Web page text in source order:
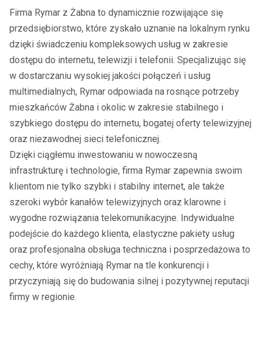
Firma Rymar z Żabna to dynamicznie rozwijające się
przedsiębiorstwo, które zyskało uznanie na lokalnym rynku
dzięki świadczeniu kompleksowych usług w zakresie
dostępu do internetu, telewizji i telefonii. Specjalizując się
w dostarczaniu wysokiej jakości połączeń i usług
multimedialnych, Rymar odpowiada na rosnące potrzeby
mieszkańców Żabna i okolic w zakresie stabilnego i
szybkiego dostępu do internetu, bogatej oferty telewizyjnej
oraz niezawodnej sieci telefonicznej.
Dzięki ciągłemu inwestowaniu w nowoczesną
infrastrukturę i technologie, firma Rymar zapewnia swoim
klientom nie tylko szybki i stabilny internet, ale także
szeroki wybór kanałów telewizyjnych oraz klarowne i
wygodne rozwiązania telekomunikacyjne. Indywidualne
podejście do każdego klienta, elastyczne pakiety usług
oraz profesjonalna obsługa techniczna i posprzedażowa to
cechy, które wyróżniają Rymar na tle konkurencji i
przyczyniają się do budowania silnej i pozytywnej reputacji
firmy w regionie.